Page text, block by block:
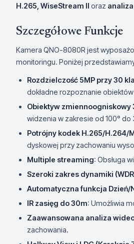
H.265, WiseStream II oraz
Szczegółowe Funkcje
Kamera QNO-8080R jest
monitoringu. Poniżej
Rozdzielczość 5MP przy 30
dokładne rozpoznanie
Obiektyw
widzenia w zakresie od 100° do
Potrójny kodek H.265/H.264/
dyskowej przy zachowaniu
Multiple streaming: Obsługa
Szeroki zakres dynamiki
Automatyczna funkcja Dzień/
IR zasięg do 30m: Umożliwia
Zaawansowana analiza
zachowania.